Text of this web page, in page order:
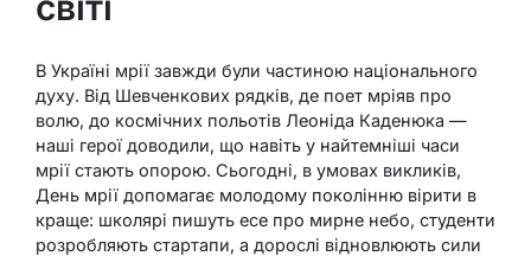
В Україні мрії завжди були частиною національного
духу. Від Шевченкових рядків, де поет мріяв про
волю, до космічних польотів Леоніда Каденюка —
наші герої доводили, що навіть у найтемніші часи
мрії стають опорою. Сьогодні, в умовах викликів,
День мрії допомагає молодому поколінню вірити в
краще: школярі пишуть есе про мирне небо, студенти
розробляють стартапи, а дорослі відновлюють сили